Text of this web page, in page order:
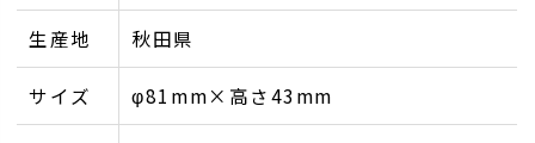
生産地 秋田県
サイズ φ81mm×高さ43mm